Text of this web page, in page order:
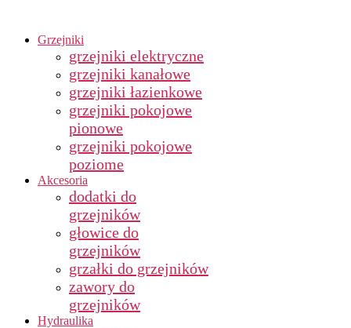
Grzejniki
grzejniki elektryczne
grzejniki kanałowe
grzejniki łazienkowe
grzejniki pokojowe
pionowe
grzejniki pokojowe
poziome
Akcesoria
dodatki do
grzejników
głowice do
grzejników
grzałki do grzejników
zawory do
grzejników
Hydraulika